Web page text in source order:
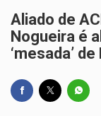
Aliado de
Nogueira é
‘mesada’